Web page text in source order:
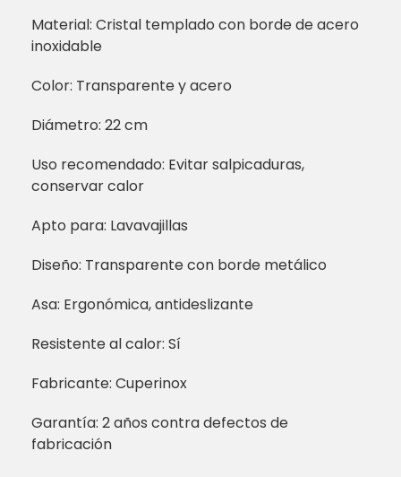
Material: Cristal templado con borde de acero
inoxidable
Color: Transparente y acero
Diámetro: 22 cm
Uso recomendado: Evitar salpicaduras,
conservar calor
Apto para: Lavavajillas
Diseño: Transparente con borde metálico
Asa: Ergonómica, antideslizante
Resistente al calor: Sí
Fabricante: Cuperinox
Garantía: 2 años contra defectos de
fabricación